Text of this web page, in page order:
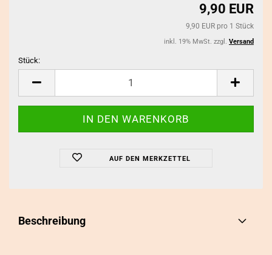
9,90 EUR
9,90 EUR pro 1 Stück
inkl. 19% MwSt. zzgl. Versand
Stück:
AUF DEN MERKZETTEL
Beschreibung